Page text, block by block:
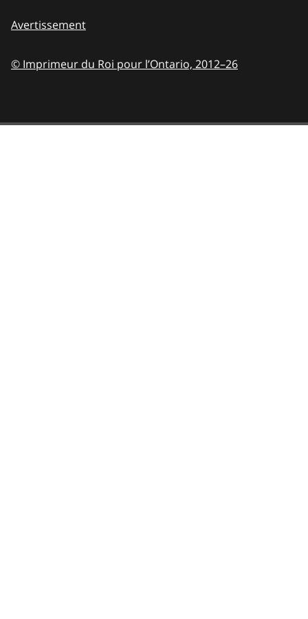
Avertissement
© Imprimeur du Roi pour l’Ontario, 2012–26